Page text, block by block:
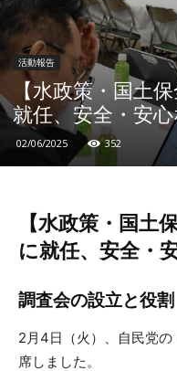
活動報告
【水政策・国土
就任、安全・安
02/06/2025 352
【水政策・国土
に就任、安全・
調査会の設立と役割
2月4日（火）、自民党
席しました。